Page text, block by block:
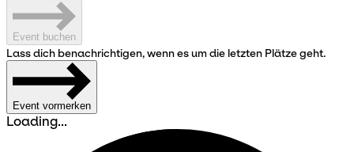
Event buchen
Lass dich benachrichtigen, wenn es um die letzten Plätze geht.
Event vormerken
Loading...